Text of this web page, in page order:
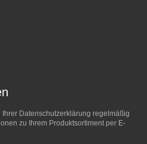
Ihrer Datenschutzerklärung regelmäßig
zu Ihrem Produktsortiment per E-